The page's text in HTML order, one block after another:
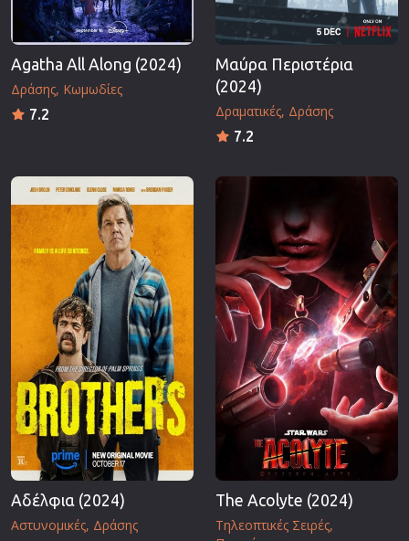
Agatha All Along (2024)
Δράσης Κωμωδίες
7.2
Μαύρα Περιστέρια
(2024)
Δραματικές Δράσης
7.2
Αδέλφια (2024)
Αστυνομικές Δράσης
The Acolyte (2024)
Τηλεοπτικές Σειρές